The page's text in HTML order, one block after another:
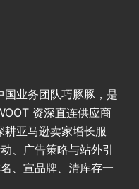
业务团队巧豚豚，是
资深直连供应商
亚马逊卖家增长服
、广告策略与站外引
、宣品牌、清库存一